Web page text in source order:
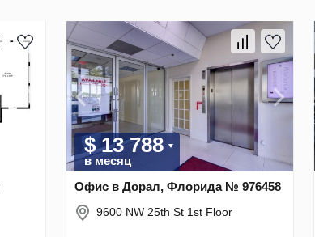
$ 13 788
в месяц
Офис в Дорал, Флорида № 976458
9600 NW 25th St 1st Floor